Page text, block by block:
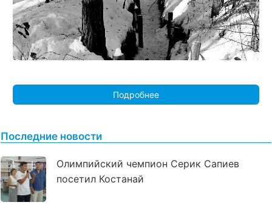
Подробнее
Последние новости
Олимпийский чемпион Серик Сапиев
посетил Костанай